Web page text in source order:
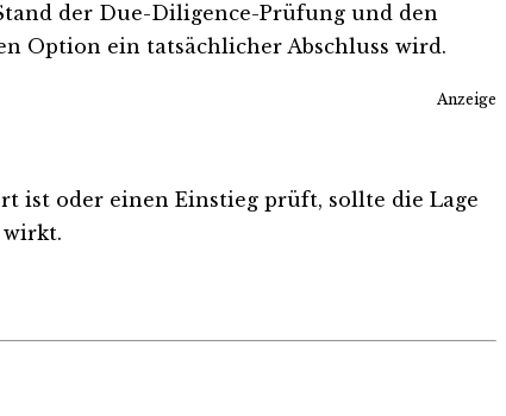
der Due-Diligence-Prüfung und den
Option ein tatsächlicher Abschluss wird.
Anzeige
ist oder einen Einstieg prüft, sollte die Lage
wirkt.